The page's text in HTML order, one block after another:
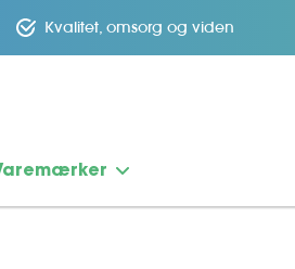
Kvalitet, omsorg og viden